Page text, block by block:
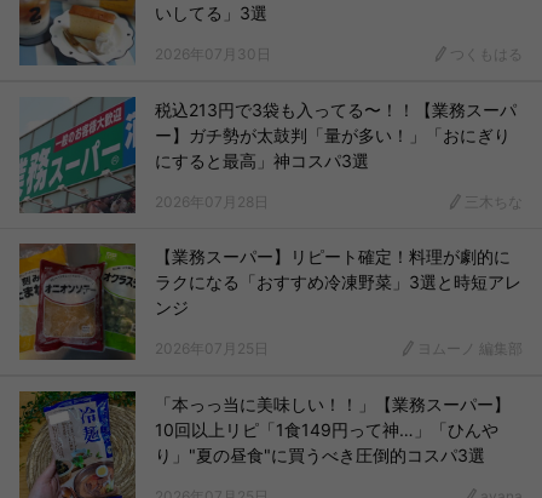
いしてる」3選
2026年07月30日 つくもはる
税込213円で3袋も入ってる〜！！【業務スーパ
ー】ガチ勢が太鼓判「量が多い！」「おにぎり
にすると最高」神コスパ3選
2026年07月28日 三木ちな
【業務スーパー】リピート確定！料理が劇的に
ラクになる「おすすめ冷凍野菜」3選と時短アレ
ンジ
2026年07月25日 ヨムーノ 編集部
「本っっ当に美味しい！！」【業務スーパー】
10回以上リピ「1食149円って神…」「ひんや
り」"夏の昼食"に買うべき圧倒的コスパ3選